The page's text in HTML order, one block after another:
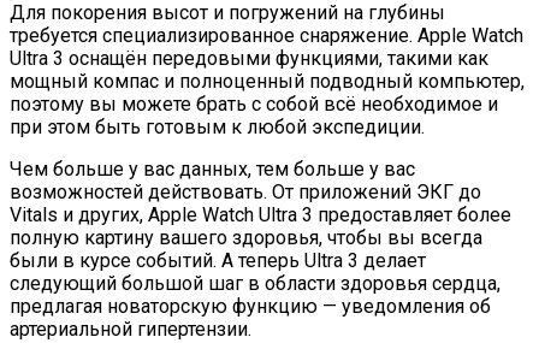
Для покорения высот и погружений на глубины
требуется специализированное снаряжение. Apple Watch
Ultra 3 оснащён передовыми функциями, такими как
мощный компас и полноценный подводный компьютер,
поэтому вы можете брать с собой всё необходимое и
при этом быть готовым к любой экспедиции.
Чем больше у вас данных, тем больше у вас
возможностей действовать. От приложений ЭКГ до
Vitals и других, Apple Watch Ultra 3 предоставляет более
полную картину вашего здоровья, чтобы вы всегда
были в курсе событий. А теперь Ultra 3 делает
следующий большой шаг в области здоровья сердца,
предлагая новаторскую функцию — уведомления об
артериальной гипертензии.